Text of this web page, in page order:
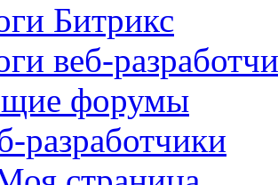
Битрикс
веб-
форумы
разработчики